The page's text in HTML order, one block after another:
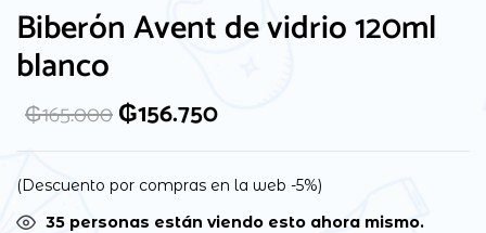
Biberón Avent de vidrio 120ml
blanco
₲165.000₲156.750
(Descuento por compras en la web -5%)
35 personas están viendo esto ahora mismo.